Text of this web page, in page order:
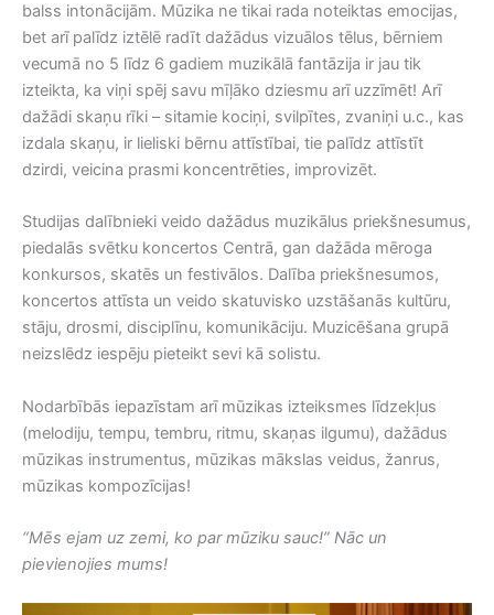
balss intonācijām. Mūzika ne tikai rada noteiktas emocijas,
bet arī palīdz iztēlē radīt dažādus vizuālos tēlus, bērniem
vecumā no 5 līdz 6 gadiem muzikālā fantāzija ir jau tik
izteikta, ka viņi spēj savu mīļāko dziesmu arī uzzīmēt! Arī
dažādi skaņu rīki – sitamie kociņi, svilpītes, zvaniņi u.c., kas
izdala skaņu, ir lieliski bērnu attīstībai, tie palīdz attīstīt
dzirdi, veicina prasmi koncentrēties, improvizēt.
Studijas dalībnieki veido dažādus muzikālus priekšnesumus,
piedalās svētku koncertos Centrā, gan dažāda mēroga
konkursos, skatēs un festivālos. Dalība priekšnesumos,
koncertos attīsta un veido skatuvisko uzstāšanās kultūru,
stāju, drosmi, disciplīnu, komunikāciju. Muzicēšana grupā
neizslēdz iespēju pieteikt sevi kā solistu.
Nodarbībās iepazīstam arī mūzikas izteiksmes līdzekļus
(melodiju, tempu, tembru, ritmu, skaņas ilgumu), dažādus
mūzikas instrumentus, mūzikas mākslas veidus, žanrus,
mūzikas kompozīcijas!
“Mēs ejam uz zemi, ko par mūziku sauc!” Nāc un
pievienojies mums!